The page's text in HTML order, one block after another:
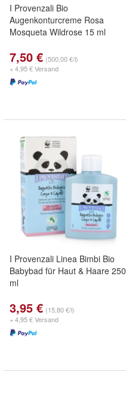
I Provenzali Bio
Augenkonturcreme Rosa
Mosqueta Wildrose 15 ml
7,50 € (500,00 €/l)
+ 4,95 € Versand
I Provenzali Linea Bimbi Bio
Babybad für Haut & Haare 250
ml
3,95 € (15,80 €/l)
+ 4,95 € Versand